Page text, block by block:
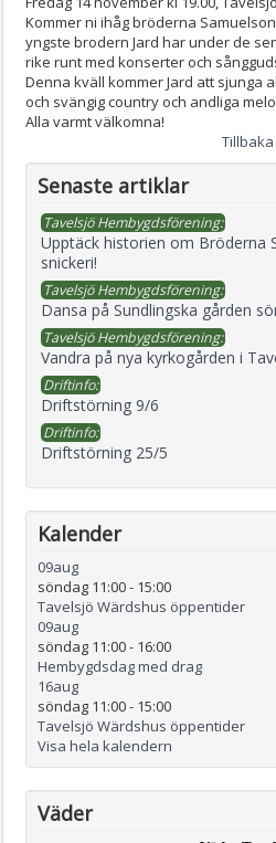
Kommer ni ihåg bröderna
yngste brodern Jard har under de
rike runt med konserter och
Denna kväll kommer Jard att sjunga
och svängig country och andliga
Alla varmt välkomna!
Tillbaka
Senaste artiklar
Tavelsjö Hembygdsförening:
Upptäck historien om Bröderna
snickeri!
Tavelsjö Hembygdsförening:
Dansa på Sundlingska gården
Tavelsjö Hembygdsförening:
Vandra på nya kyrkogården i
Driftinfo:
Driftstörning 9/6
Driftinfo:
Driftstörning 25/5
Kalender
09aug
söndag 11:00- 15:00
Tavelsjö Wärdshus öppentider
09aug
söndag 11:00- 16:00
Hembygdsdag med drag
16aug
söndag 11:00- 15:00
Tavelsjö Wärdshus öppentider
Visa hela kalendern
Väder